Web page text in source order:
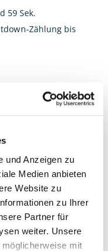
und Anzeigen zu
Medien anbieten
Website zu
zu Ihrer
Partner für
weiter. Unsere
mit
59 Sek.
Zählung bis
Minuten und